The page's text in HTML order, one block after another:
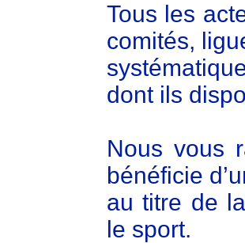
Tous les
comités,
dont ils
Nous vous
bénéficie
au titre de
le sport.